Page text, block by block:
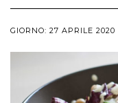
GIORNO: 27 APRILE 2020